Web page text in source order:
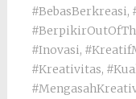
#BebasBerkreasi,
#Inovasi,
#Kreativitas,